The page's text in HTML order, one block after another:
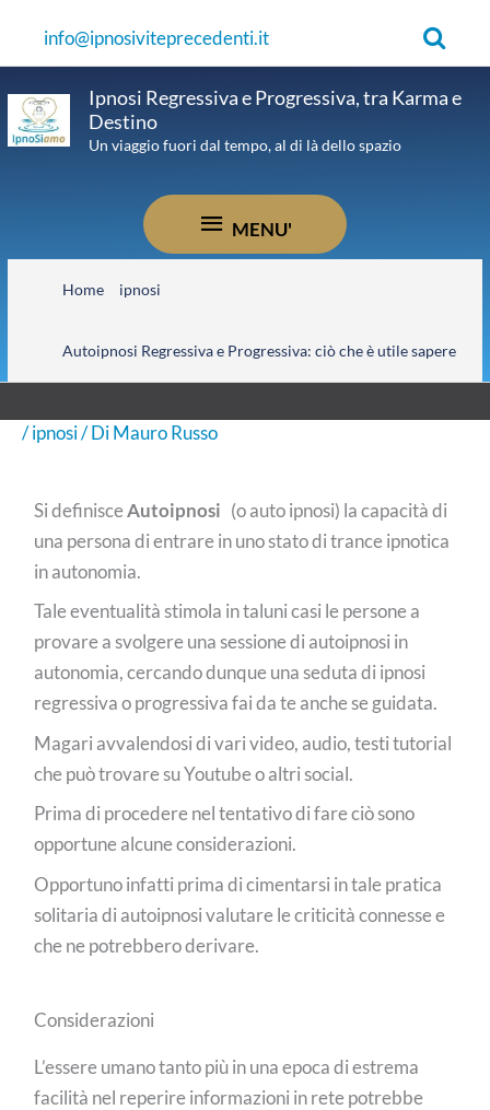
info@ipnosiviteprecedenti.it Cerca
Ipnosi Regressiva e Progressiva, tra Karma e
Destino
Un viaggio fuori dal tempo, al di là dello spazio
MENU'
MENU'
Home ipnosi
Autoipnosi Regressiva e Progressiva: ciò che è utile sapere
/ipnosi/ DiMauro Russo
Si definisceAutoipnosi (o auto ipnosi) la capacità di
una persona di entrare in uno stato di trance ipnotica
in autonomia.
Tale eventualità stimola in taluni casi le persone a
provare a svolgere una sessione di autoipnosi in
autonomia, cercando dunque una seduta di ipnosi
regressiva o progressiva fai da te anche se guidata.
Magari avvalendosi di vari video, audio, testi tutorial
che può trovare su Youtube o altri social.
Prima di procedere nel tentativo di fare ciò sono
opportune alcune considerazioni.
Opportuno infatti prima di cimentarsi in tale pratica
solitaria di autoipnosi valutare le criticità connesse e
che ne potrebbero derivare.
Considerazioni
L’essere umano tanto più in una epoca di estrema
facilità nel reperire informazioni in rete potrebbe